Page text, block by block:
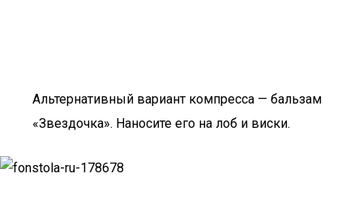
Альтернативный вариант компресса — бальзам
«Звездочка». Наносите его на лоб и виски.